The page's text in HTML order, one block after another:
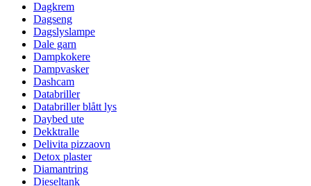
Dagkrem
Dagseng
Dagslyslampe
Dale garn
Dampkokere
Dampvasker
Dashcam
Databriller
Databriller blått lys
Daybed ute
Dekktralle
Delivita pizzaovn
Detox plaster
Diamantring
Dieseltank